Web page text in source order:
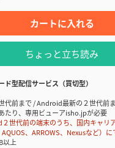
カートに入れる
ちょっと立ち読み
ド型配信サービス（買切型）
代前まで / Android最新の２世代前
たり、専用ビューアisho.jpが必要
世代前の端末のうち、国内キャリ
、ARROWS、Nexusなど）
以上